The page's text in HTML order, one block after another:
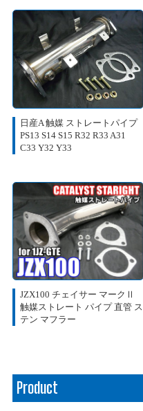
日産A 触媒 ストレートパイプ
PS13 S14 S15 R32 R33 A31
C33 Y32 Y33
JZX100 チェイサー マークⅡ
触媒ストレート パイプ 直管 ス
テン マフラー
Product